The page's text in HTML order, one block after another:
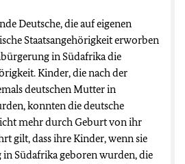
Deutsche, die auf eigenen
Staatsangehörigkeit erworben
in Südafrika die
Kinder, die nach der
deutschen Mutter in
konnten die deutsche
mehr durch Geburt von ihr
gilt, dass ihre Kinder, wenn sie
Südafrika geboren wurden, die